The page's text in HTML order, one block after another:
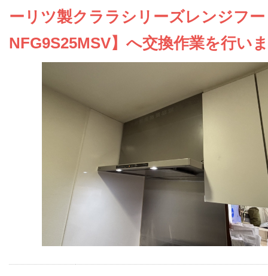
ーリツ製クララシリーズレンジフ
NFG9S25MSV】へ交換作業を行い